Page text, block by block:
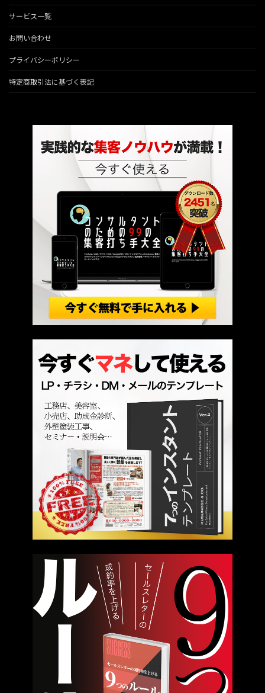
サービス一覧
お問い合わせ
プライバシーポリシー
特定商取引法に基づく表記